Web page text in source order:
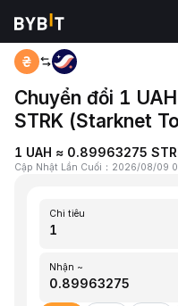
Trang chủ
Chuyển đổi 1
STRK (Starknet
1 UAH ≈ 0.89963275
Cập Nhật Lần Cuối ： 2026/08/09
Chi tiêu
Nhận ~